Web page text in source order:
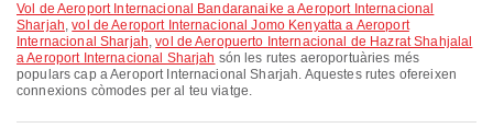
vol de Aeroport Internacional Bandaranaike a Aeroport Internacional
Sharjah,vol de Aeroport Internacional Jomo Kenyatta a Aeroport
Internacional Sharjah,vol de Aeropuerto Internacional de Hazrat Shahjalal
a Aeroport Internacional Sharjah són les rutes aeroportuàries més
populars cap a Aeroport Internacional Sharjah. Aquestes rutes ofereixen
connexions còmodes per al teu viatge.